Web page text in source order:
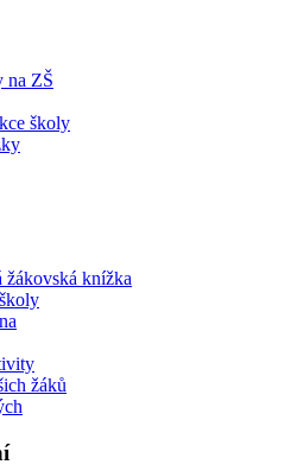
na ZŠ
školy
žákovská knížka
žáků